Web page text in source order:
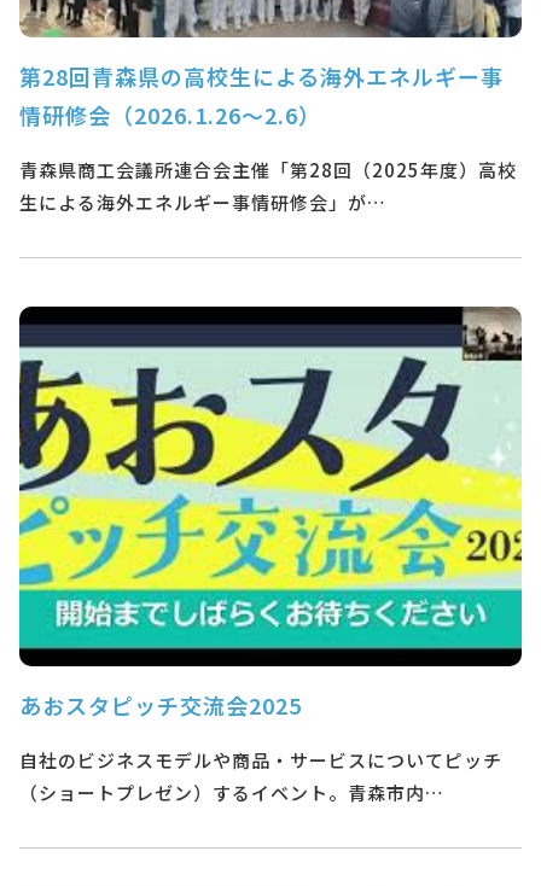
第28回青森県の高校生による海外エネルギー事
情研修会（2026.1.26～2.6）
青森県商工会議所連合会主催「第28回（2025年度）高校
生による海外エネルギー事情研修会」が…
あおスタピッチ交流会2025
自社のビジネスモデルや商品・サービスについてピッチ
（ショートプレゼン）するイベント。青森市内…